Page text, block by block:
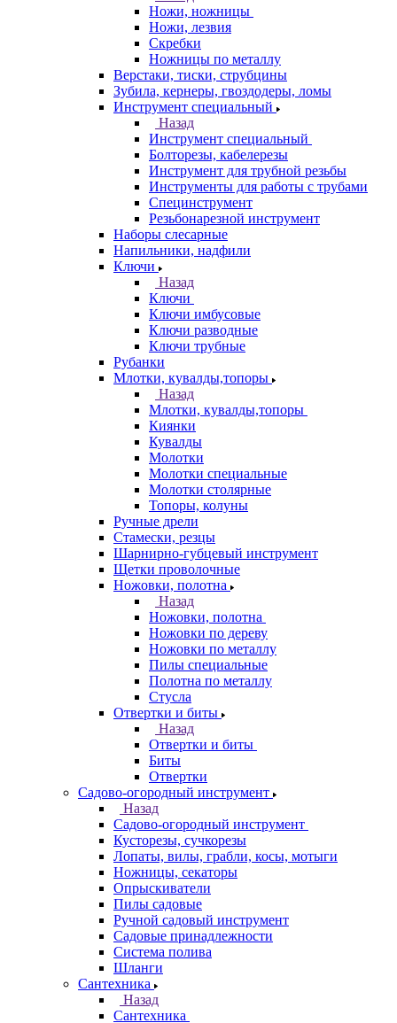
Ножи, ножницы
Ножи, лезвия
Скребки
Ножницы по металлу
Верстаки, тиски, струбцины
Зубила, кернеры, гвоздодеры, ломы
Инструмент специальный
Назад
Инструмент специальный
Болторезы, кабелерезы
Инструмент для трубной резьбы
Инструменты для работы с трубами
Специнструмент
Резьбонарезной инструмент
Наборы слесарные
Напильники, надфили
Ключи
Назад
Ключи
Ключи имбусовые
Ключи разводные
Ключи трубные
Рубанки
Млотки, кувалды,топоры
Назад
Млотки, кувалды,топоры
Киянки
Кувалды
Молотки
Молотки специальные
Молотки столярные
Топоры, колуны
Ручные дрели
Стамески, резцы
Шарнирно-губцевый инструмент
Щетки проволочные
Ножовки, полотна
Назад
Ножовки, полотна
Ножовки по дереву
Ножовки по металлу
Пилы специальные
Полотна по металлу
Стусла
Отвертки и биты
Назад
Отвертки и биты
Биты
Отвертки
Садово-огородный инструмент
Назад
Садово-огородный инструмент
Кусторезы, сучкорезы
Лопаты, вилы, грабли, косы, мотыги
Ножницы, секаторы
Опрыскиватели
Пилы садовые
Ручной садовый инструмент
Садовые принадлежности
Система полива
Шланги
Сантехника
Назад
Сантехника